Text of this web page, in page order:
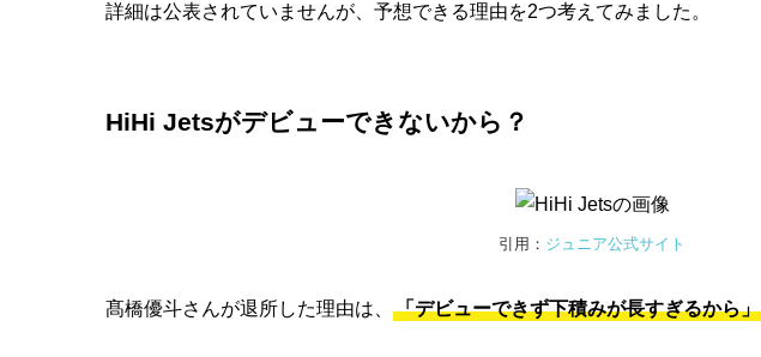
詳細は公表されていませんが、予想できる理由を2つ考えてみました。
HiHi Jetsがデビューできないから？
引用： ジュニア公式サイト
髙橋優斗さんが退所した理由は、 「デビューできず下積みが長すぎるから」